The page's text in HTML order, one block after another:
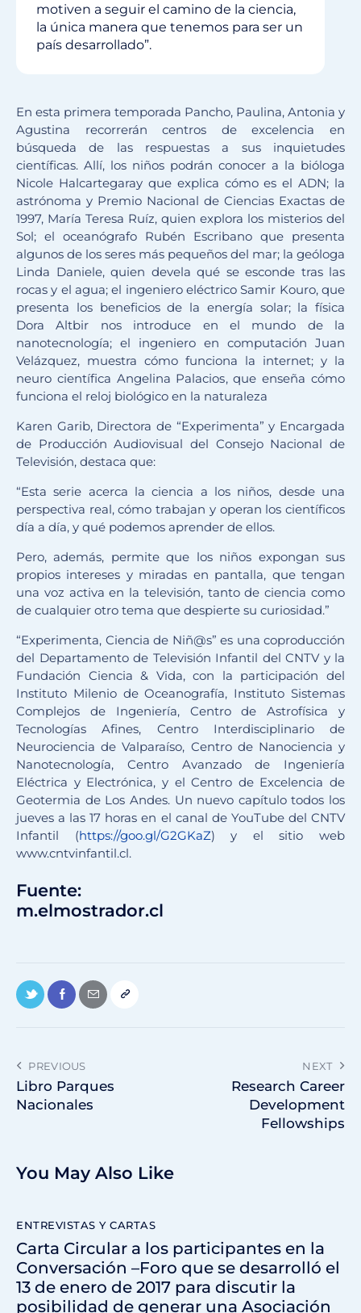
motiven a seguir el camino de la ciencia,
la única manera que tenemos para ser un
país desarrollado”.
En esta primera temporada Pancho, Paulina, Antonia y
Agustina recorrerán centros de excelencia en
búsqueda de las respuestas a sus inquietudes
científicas. Allí, los niños podrán conocer a la bióloga
Nicole Halcartegaray que explica cómo es el ADN; la
astrónoma y Premio Nacional de Ciencias Exactas de
1997, María Teresa Ruíz, quien explora los misterios del
Sol; el oceanógrafo Rubén Escribano que presenta
algunos de los seres más pequeños del mar; la geóloga
Linda Daniele, quien devela qué se esconde tras las
rocas y el agua; el ingeniero eléctrico Samir Kouro, que
presenta los beneficios de la energía solar; la física
Dora Altbir nos introduce en el mundo de la
nanotecnología; el ingeniero en computación Juan
Velázquez, muestra cómo funciona la internet; y la
neuro científica Angelina Palacios, que enseña cómo
funciona el reloj biológico en la naturaleza
Karen Garib, Directora de “Experimenta” y Encargada
de Producción Audiovisual del Consejo Nacional de
Televisión, destaca que:
“Esta serie acerca la ciencia a los niños, desde una
perspectiva real, cómo trabajan y operan los científicos
día a día, y qué podemos aprender de ellos.
Pero, además, permite que los niños expongan sus
propios intereses y miradas en pantalla, que tengan
una voz activa en la televisión, tanto de ciencia como
de cualquier otro tema que despierte su curiosidad.”
“Experimenta, Ciencia de Niñ@s” es una coproducción
del Departamento de Televisión Infantil del CNTV y la
Fundación Ciencia & Vida, con la participación del
Instituto Milenio de Oceanografía, Instituto Sistemas
Complejos de Ingeniería, Centro de Astrofísica y
Tecnologías Afines, Centro Interdisciplinario de
Neurociencia de Valparaíso, Centro de Nanociencia y
Nanotecnología, Centro Avanzado de Ingeniería
Eléctrica y Electrónica, y el Centro de Excelencia de
Geotermia de Los Andes. Un nuevo capítulo todos los
jueves a las 17 horas en el canal de YouTube del CNTV
Infantil (https://goo.gl/G2GKaZ) y el sitio web
www.cntvinfantil.cl.
Fuente:
m.elmostrador.cl
PREVIOUS
Libro Parques
Nacionales
NEXT
Research Career
Development
Fellowships
You May Also Like
ENTREVISTAS Y CARTAS
Carta Circular a los participantes en la
Conversación –Foro que se desarrolló el
13 de enero de 2017 para discutir la
posibilidad de generar una Asociación